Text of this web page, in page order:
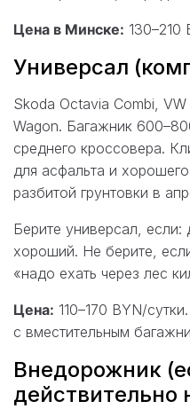
Цена в Минске: 130–210
Универсал
Skoda Octavia Combi,
Wagon. Багажник
среднего кроссовера.
для асфальта и
разбитой грунтовки в
Берите универсал,
хороший. Не берите,
«надо ехать через лес
Цена: 110–170 BYN/
с вместительным
Внедорожник
действительно